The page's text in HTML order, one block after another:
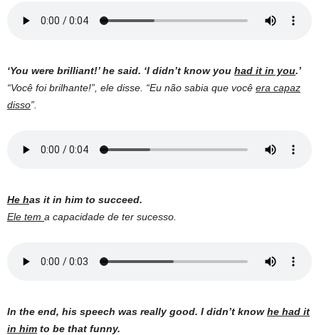
‘You were brilliant!’ he said. ‘I didn’t know you had it in you.’
“Você foi brilhante!”, ele disse. “Eu não sabia que você era capaz
disso”.
He has it in him to succeed.
Ele tem a capacidade de ter sucesso.
In the end, his speech was really good. I didn’t knowhe had it
in him to be that funny.